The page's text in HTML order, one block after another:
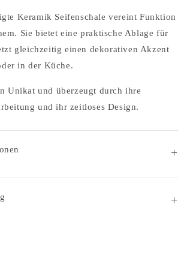
Keramik Seifenschale vereint Funktion
Sie bietet eine praktische Ablage für
gleichzeitig einen dekorativen Akzent
in der Küche.
Unikat und überzeugt durch ihre
und ihr zeitloses Design.